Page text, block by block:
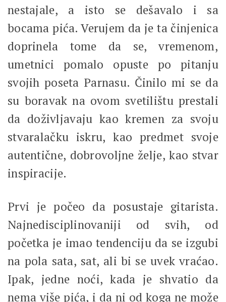
nestajale, a isto se dešavalo i sa
bocama pića. Verujem da je ta činjenica
doprinela tome da se, vremenom,
umetnici pomalo opuste po pitanju
svojih poseta Parnasu. Činilo mi se da
su boravak na ovom svetilištu prestali
da doživljavaju kao kremen za svoju
stvaralačku iskru, kao predmet svoje
autentične, dobrovoljne želje, kao stvar
inspiracije.
Prvi je počeo da posustaje gitarista.
Najnedisciplinovaniji od svih, od
početka je imao tendenciju da se izgubi
na pola sata, sat, ali bi se uvek vraćao.
Ipak, jedne noći, kada je shvatio da
nema više pića, i da ni od koga ne može